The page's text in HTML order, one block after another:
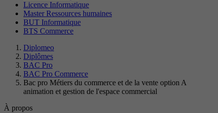
Licence Informatique
Master Ressources humaines
BUT Informatique
BTS Commerce
Diplomeo
Diplômes
BAC Pro
BAC Pro Commerce
Bac pro Métiers du commerce et de la vente option A
animation et gestion de l'espace commercial
À propos